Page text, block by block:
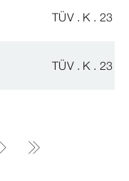
TÜV . K . 23 -
TÜV . K . 23 -